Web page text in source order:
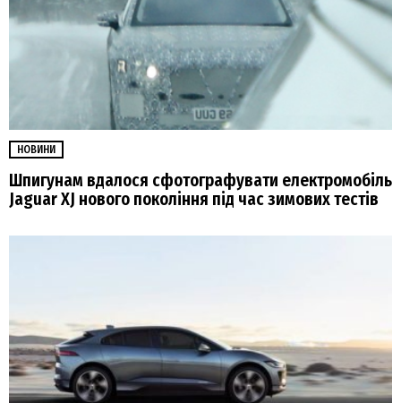
НОВИНИ
Шпигунам вдалося сфотографувати електромобіль
Jaguar XJ нового покоління під час зимових тестів